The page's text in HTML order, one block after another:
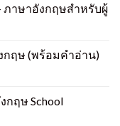
ภาษาอังกฤษสำหรับผู้
ฤษ (พร้อมคำอ่าน)
กฤษ School